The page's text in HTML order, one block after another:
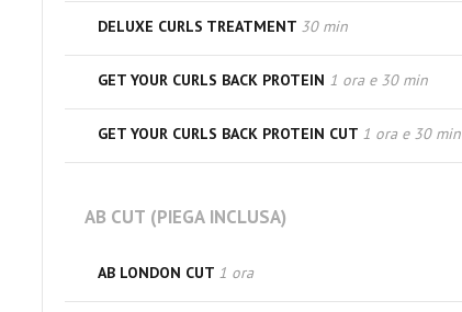
DELUXE CURLS TREATMENT 30 min
GET YOUR CURLS BACK PROTEIN 1 ora e 30 min
GET YOUR CURLS BACK PROTEIN CUT 1 ora e 30 min
AB CUT (PIEGA INCLUSA)
AB LONDON CUT 1 ora